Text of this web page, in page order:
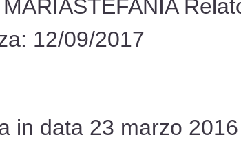
12/09/2017
in data 23 marzo